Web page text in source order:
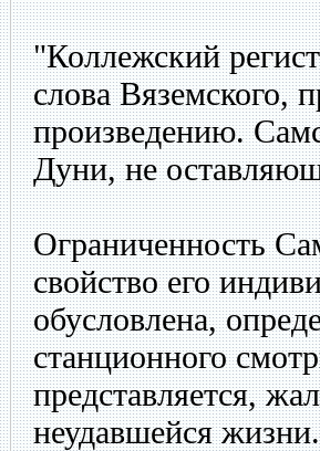
"Коллежский
слова Вяземского,
произведению.
Дуни, не
Ограниченность
свойство его
обусловлена,
станционного
представляется,
неудавшейся жизни.